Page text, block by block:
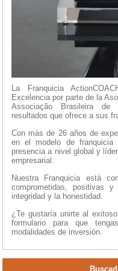
La Franquicia
Excelencia por parte de la
Associação Brasileira de
resultados que ofrece a sus
Con más de 26 años de
en el modelo de franquicia
presencia a nivel global y
empresarial.
Nuestra Franquicia está
comprometidas, positivas
integridad y la honestidad.
¿Te gustaría unirte al
formulario para que
modalidades de inversión.